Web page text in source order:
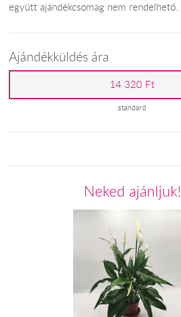
együtt ajándékcsomag nem rendelhető.
Ajándékküldés ára
14 320 Ft
standard
Neked ajánljuk!